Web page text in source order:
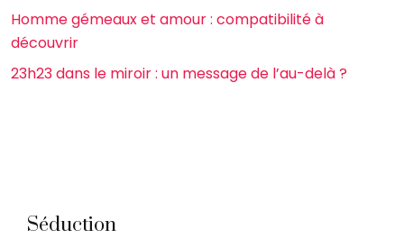
Homme gémeaux et amour : compatibilité à
découvrir
23h23 dans le miroir : un message de l’au-delà ?
Séduction